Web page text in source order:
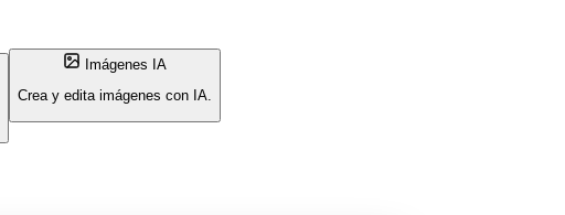
Imágenes IA
Crea y edita imágenes con IA.